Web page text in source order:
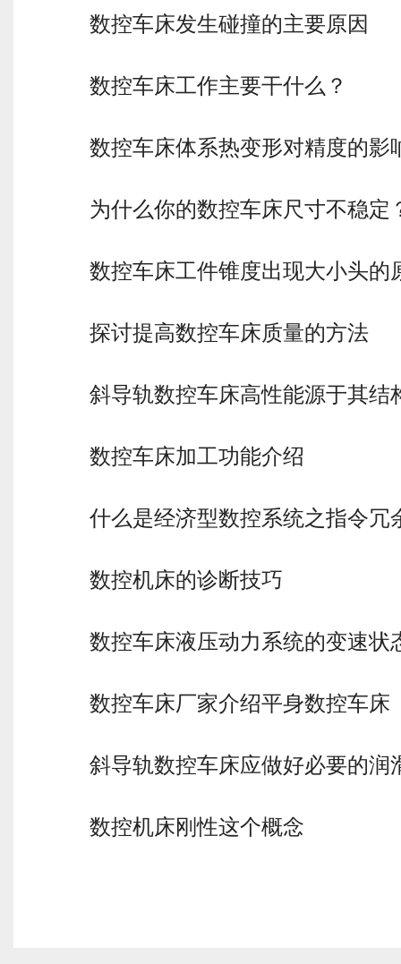
数控车床发生碰撞的主要原因
数控车床工作主要干什么？
数控车床体系热变形对精度的
为什么你的数控车床尺寸不稳
数控车床工件锥度出现大小头
探讨提高数控车床质量的方法
斜导轨数控车床高性能源于其
数控车床加工功能介绍
什么是经济型数控系统之指令
数控机床的诊断技巧
数控车床液压动力系统的变速
数控车床厂家介绍平身数控车床
斜导轨数控车床应做好必要的
数控机床刚性这个概念